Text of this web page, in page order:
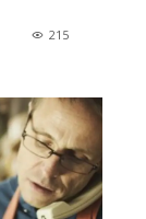
215